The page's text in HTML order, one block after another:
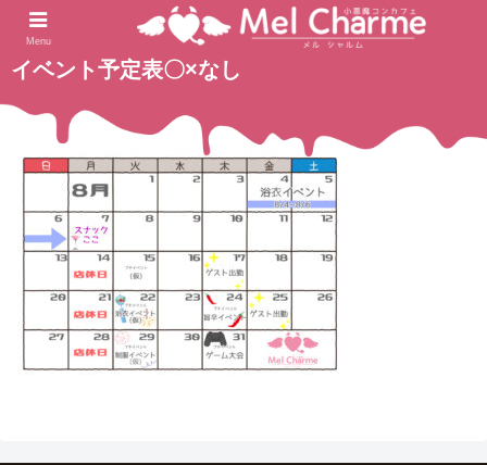
ホーム
イベント予定表〇×なし
2023.08.01
Menu